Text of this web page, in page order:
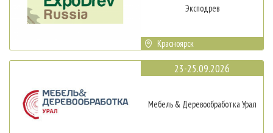
Эксподрев
Красноярск
23-25.09.2026
Мебель & Деревообработка Урал